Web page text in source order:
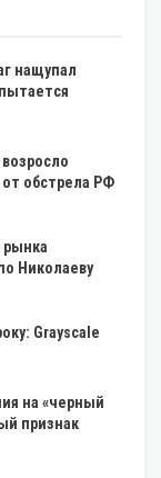
нащупал
обстрела РФ
рынка
Николаеву
Grayscale
на «черный
признак